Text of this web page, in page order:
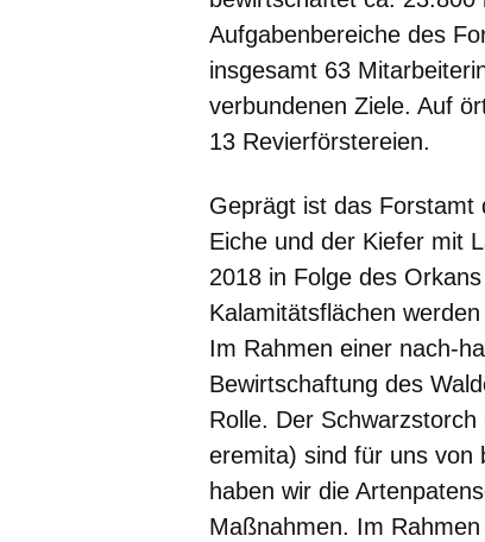
Aufgabenbereiche des
insgesamt 63
verbundenen Ziele. Auf
13 Revierförstereien.
Geprägt ist das Forstamt
Eiche und der Kiefer mit
2018 in Folge des
Kalamitätsflächen
Im Rahmen einer nach-
Bewirtschaftung des
Rolle. Der
eremita) sind für uns von
haben wir die
Maßnahmen. Im